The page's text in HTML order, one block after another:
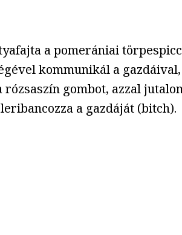
a pomerániai
kommunikál a
gombot, azzal
a gazdáját (bitch).